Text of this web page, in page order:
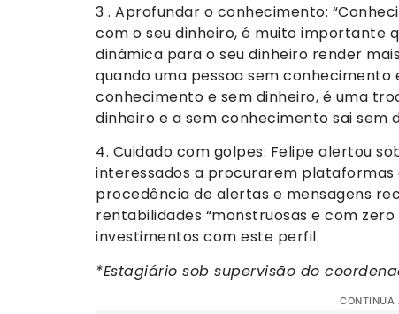
3 . Aprofundar o conhecimento:
com o seu dinheiro, é muito importante
dinâmica para o seu dinheiro render
quando uma pessoa sem
conhecimento e sem dinheiro, é uma
dinheiro e a sem conhecimento sai sem
4. Cuidado com golpes: Felipe alertou
interessados a procurarem plataformas
procedência de alertas e mensagens
rentabilidades “monstruosas e com
investimentos com este perfil.
*Estagiário sob supervisão do
CONTINUA